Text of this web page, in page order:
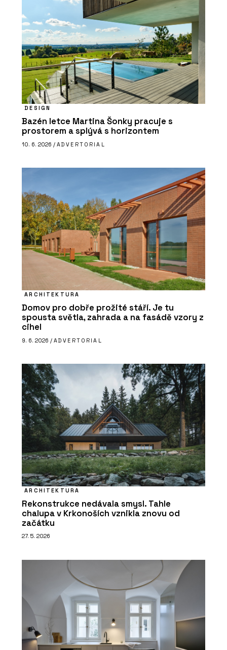
DESIGN
Bazén letce Martina Šonky pracuje s
prostorem a splývá s horizontem
10. 6. 2026 / ADVERTORIAL
ARCHITEKTURA
Domov pro dobře prožité stáří. Je tu
spousta světla, zahrada a na fasádě vzory z
cihel
9. 6. 2026 / ADVERTORIAL
ARCHITEKTURA
Rekonstrukce nedávala smysl. Tahle
chalupa v Krkonoších vznikla znovu od
začátku
27. 5. 2026